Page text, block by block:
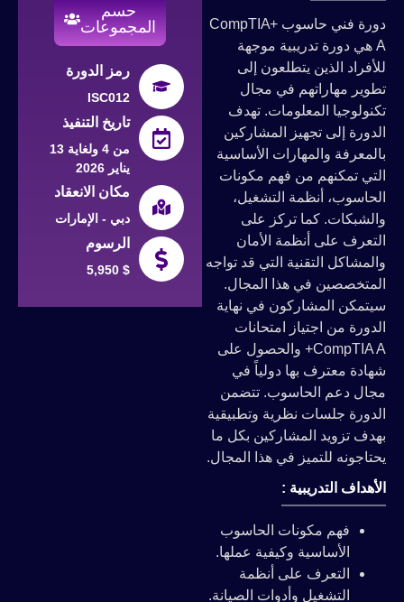
دورة فني حاسوب +CompTIA
A هي دورة تدريبية موجهة
للأفراد الذين يتطلعون إلى
تطوير مهاراتهم في مجال
تكنولوجيا المعلومات. تهدف
الدورة إلى تجهيز المشاركين
بالمعرفة والمهارات الأساسية
التي تمكنهم من فهم مكونات
الحاسوب، أنظمة التشغيل،
والشبكات. كما تركز على
التعرف على أنظمة الأمان
والمشاكل التقنية التي قد تواجه
المتخصصين في هذا المجال.
سيتمكن المشاركون في نهاية
الدورة من اجتياز امتحانات
CompTIA A+ والحصول على
شهادة معترف بها دولياً في
مجال دعم الحاسوب. تتضمن
الدورة جلسات نظرية وتطبيقية
بهدف تزويد المشاركين بكل ما
يحتاجونه للتميز في هذا المجال.
الأهداف التدريبية :
فهم مكونات الحاسوب
الأساسية وكيفية عملها.
التعرف على أنظمة
التشغيل وأدوات الصيانة.
حسم
المجموعات
رمز الدورة
ISC012
تاريخ التنفيذ
من 4 ولغاية 13
يناير 2026
مكان الانعقاد
دبي - الإمارات
الرسوم
5,950 $